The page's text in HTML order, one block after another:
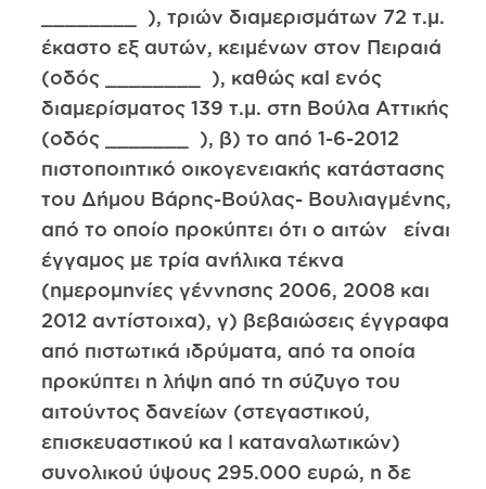
________ ), τριών διαμερισμάτων 72 τ.μ.
έκαστο εξ αυτών, κειμένων στον Πειραιά
(οδός ________ ), καθώς καl ενός
διαμερίσματος 139 τ.μ. στη Βούλα Αττικής
(οδός _______ ), β) το από 1-6-2012
πιστοποιητικό οικογενειακής κατάστασης
του Δήμου Βάρης-Βούλας- Βουλιαγμένης,
από το οποίο προκύπτει ότι ο αιτών είναι
έγγαμος με τρία ανήλικα τέκνα
(ημερομηνίες γέννησης 2006, 2008 και
2012 αντίστοιχα), γ) βεβαιώσεις έγγραφα
από πιστωτικά ιδρύματα, από τα οποία
προκύπτει η λήψη από τη σύζυγο του
αιτούντος δανείων (στεγαστικού,
επισκευαστικού κα l καταναλωτικών)
συνολικού ύψους 295.000 ευρώ, η δε